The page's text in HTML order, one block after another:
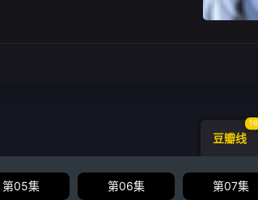
豆瓣线
16
第05集 第06集 第07集